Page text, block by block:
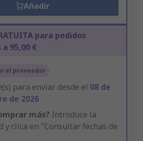
Añadir
para pedidos
95,00 €
el proveedor
para enviar desde el 08 de
de 2026
más? Introduce la
y clica en "Consultar fechas de